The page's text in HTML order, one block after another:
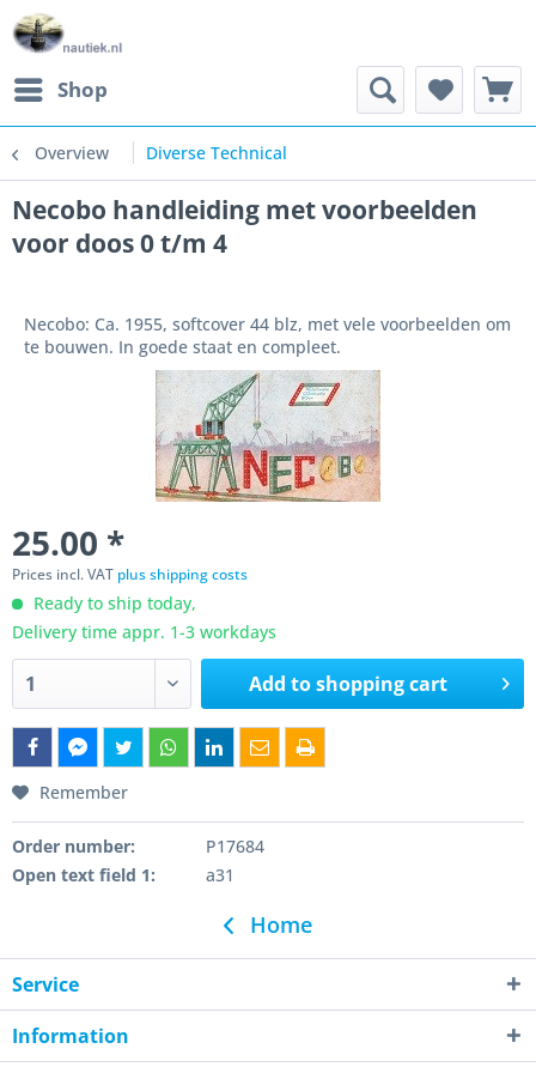
Shop
Overview Diverse Technical
Necobo handleiding met voorbeelden
voor doos 0 t/m 4
Necobo: Ca. 1955, softcover 44 blz, met vele voorbeelden om
te bouwen. In goede staat en compleet.
25.00 *
Prices incl. VAT plus shipping costs
Ready to ship today,
Delivery time appr. 1-3 workdays
Add toshopping cart
Remember
Order number:
P17684
Open text field 1:
a31
Home
Service
Information